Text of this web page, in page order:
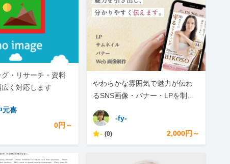
・リサーチ・資料
く対応します
元喜
0円～
やわらかな雰囲気で魅力が伝わ
るSNS画像・バナー・LPを制作
-fy-
- (0) 2,000円～